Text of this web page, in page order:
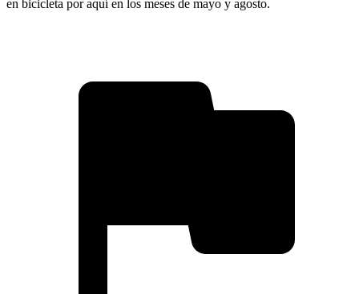
en bicicleta por aquí en los meses de mayo y agosto.